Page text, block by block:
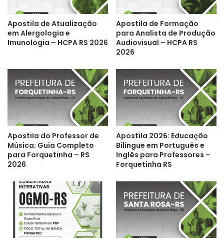
Apostila de Atualização
em Alergologia e
Imunologia – HCPA RS 2026
Apostila de Formação
para Analista de Produção
Audiovisual – HCPA RS
2026
Apostila do Professor de
Música: Guia Completo
para Forquetinha – RS
2026
Apostila 2026: Educação
Bilíngue em Português e
Inglês para Professores –
Forquetinha RS